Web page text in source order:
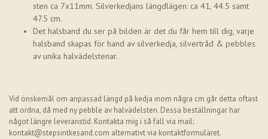
sten ca 7x11mm. Silverkedjans längdlägen: ca 41, 44.5 samt
47.5 cm.
Det halsband du ser på bilden är det du får hem till dig, varje
halsband skapas för hand av silverkedja, silvertråd & pebbles
av unika halvädelstenar.
Vid önskemål om anpassad längd på kedja inom några cm går detta oftast
att ordna, då med ny pebble av halvädelsten. Dessa beställningar har
något längre leveranstid. Kontakta mig i så fall via mail:
kontakt@stepsintkesand.com alternativt via kontaktformuläret.